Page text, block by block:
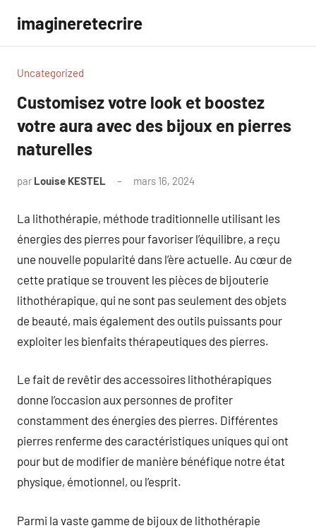
contenu
imagineretecrire
Uncategorized
Customisez votre look et boostez
votre aura avec des bijoux en pierres
naturelles
par Louise KESTEL mars 16, 2024
La lithothérapie, méthode traditionnelle utilisant les
énergies des pierres pour favoriser l’équilibre, a reçu
une nouvelle popularité dans l’ère actuelle. Au cœur de
cette pratique se trouvent les pièces de bijouterie
lithothérapique, qui ne sont pas seulement des objets
de beauté, mais également des outils puissants pour
exploiter les bienfaits thérapeutiques des pierres.
Le fait de revêtir des accessoires lithothérapiques
donne l’occasion aux personnes de profiter
constamment des énergies des pierres. Différentes
pierres renferme des caractéristiques uniques qui ont
pour but de modifier de manière bénéfique notre état
physique, émotionnel, ou l’esprit.
Parmi la vaste gamme de bijoux de lithothérapie